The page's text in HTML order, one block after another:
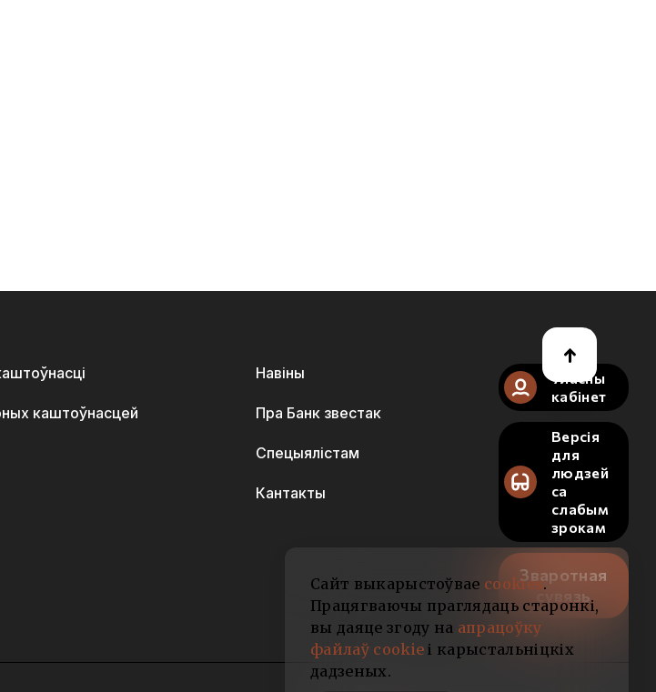
каштоўнасцей
Навіны
Пра Банк звестак
Спецыялістам
Кантакты
Уласны
кабінет
Версія
для
людзей
са
слабым
зрокам
Зваротная
сувязь
Сайт выкарыстоўвае cookies.
Працягваючы праглядаць старонкі,
вы даяце згоду на апрацоўку
файлаў cookie і карыстальніцкіх
дадзеных.